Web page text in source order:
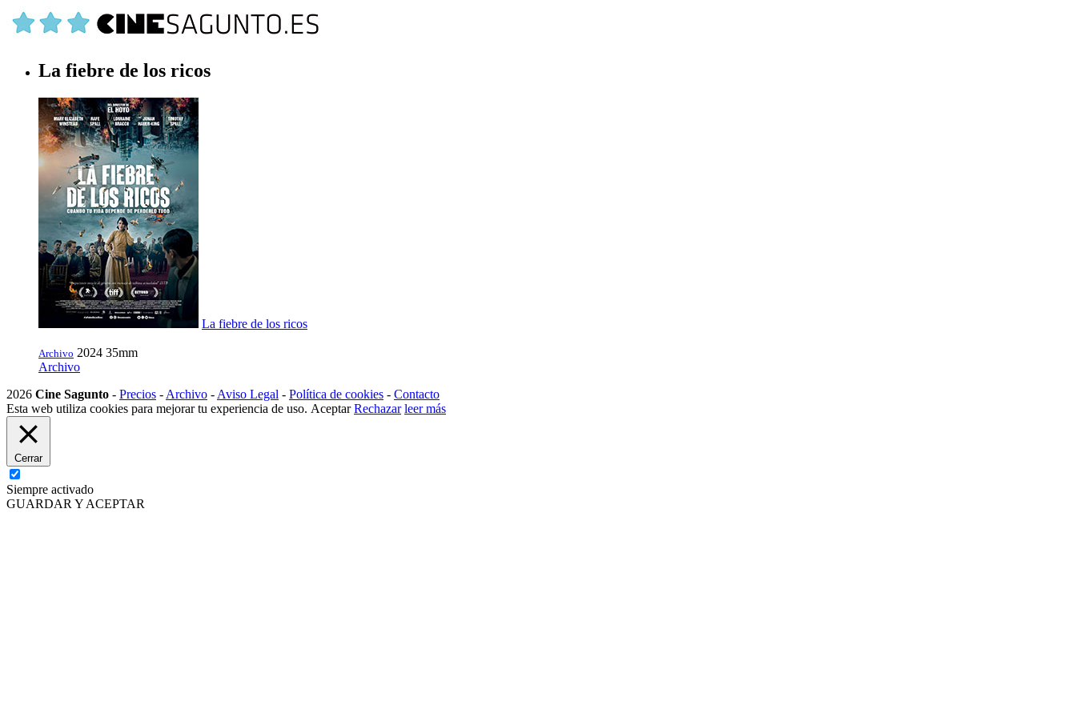
La fiebre de los ricos
La fiebre de los ricos
Archivo 2024 35mm
Archivo
2026 Cine Sagunto - Precios - Archivo - Aviso Legal - Política de cookies - Contacto
Esta web utiliza cookies para mejorar tu experiencia de uso. Aceptar Rechazar leer más
Cerrar
Siempre activado
GUARDAR Y ACEPTAR